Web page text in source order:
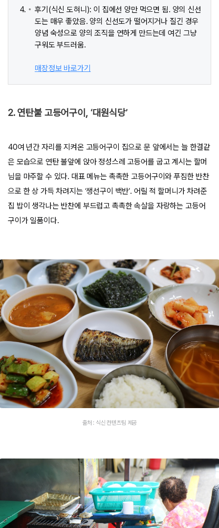
후기(식신 도혀니): 이 집에선 양만 먹으면 됨. 양의 신선
도는 매우 좋았음. 양의 신선도가 떨어지거나 질긴 경우
양념 숙성으로 양의 조직을 연하게 만드는데 여긴 그냥
구워도 부드러움.
매장정보 바로가기
2. 연탄불 고등어구이, ‘대원식당’
40여 년간 자리를 지켜온 고등어구이 집으로 문 앞에서는 늘 한결같
은 모습으로 연탄 불앞에 앉아 정성스레 고등어를 굽고 계시는 할머
님을 마주할 수 있다. 대표 메뉴는 촉촉한 고등어구이와 푸짐한 반찬
으로 한 상 가득 차려지는 ‘생선구이 백반’. 어릴 적 할머니가 차려준
집 밥이 생각나는 반찬에 부드럽고 촉촉한 속살을 자랑하는 고등어
구이가 일품이다.
출처 : 식신 컨텐츠팀 제공